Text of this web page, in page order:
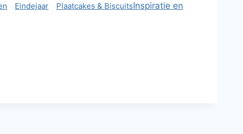
Eindejaar Plaatcakes & BiscuitsInspiratie en